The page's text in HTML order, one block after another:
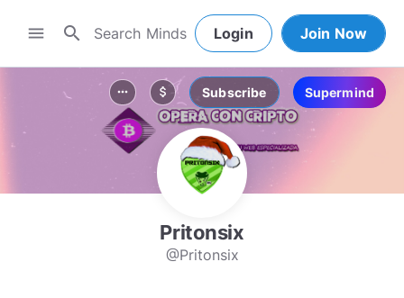
menu search Login Join Now
more_horiz attach_money Subscribe Supermind
Pritonsix
@Pritonsix